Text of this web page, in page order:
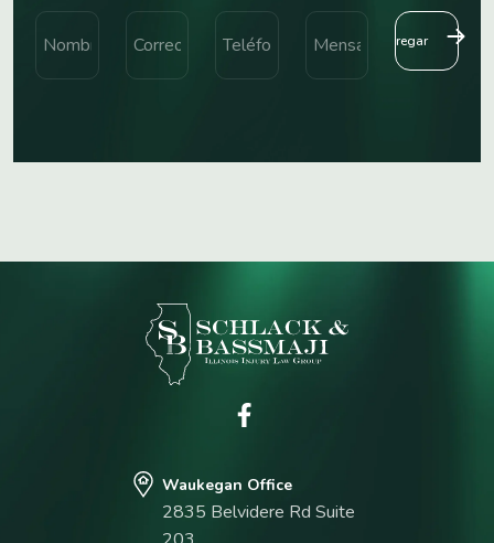
Waukegan Office
2835 Belvidere Rd Suite